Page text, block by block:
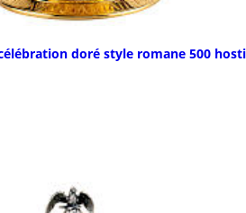
doré style romane 500